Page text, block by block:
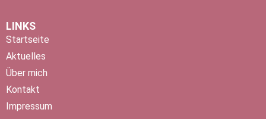
LINKS
Startseite
Aktuelles
Über mich
Kontakt
Impressum